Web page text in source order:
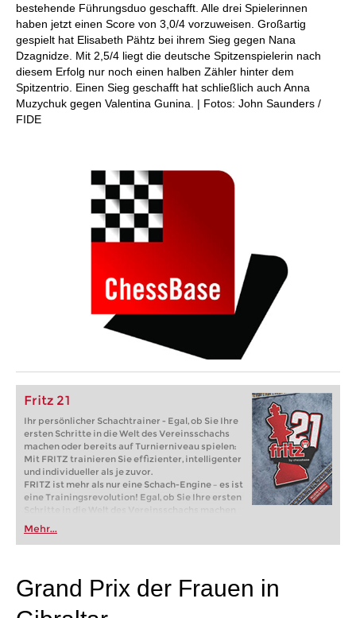
bestehende Führungsduo geschafft. Alle drei Spielerinnen
haben jetzt einen Score von 3,0/4 vorzuweisen. Großartig
gespielt hat Elisabeth Pähtz bei ihrem Sieg gegen Nana
Dzagnidze. Mit 2,5/4 liegt die deutsche Spitzenspielerin nach
diesem Erfolg nur noch einen halben Zähler hinter dem
Spitzentrio. Einen Sieg geschafft hat schließlich auch Anna
Muzychuk gegen Valentina Gunina. | Fotos: John Saunders /
FIDE
Fritz 21
Ihr persönlicher Schachtrainer - Egal, ob Sie Ihre
ersten Schritte in die Welt des Vereinsschachs
machen oder bereits auf Turnierniveau spielen:
Mit FRITZ trainieren Sie effizienter, intelligenter
und individueller als je zuvor.
FRITZ ist mehr als nur eine Schach-Engine – es ist
eine Trainingsrevolution! Egal, ob Sie Ihre ersten
Schritte in die Welt des Vereinsschachs machen
oder bereits auf Turnierniveau spielen: Mit
FRITZ trainieren Sie effizienter, intelligenter und
individueller als je zuvor.
Mehr...
Grand Prix der Frauen in